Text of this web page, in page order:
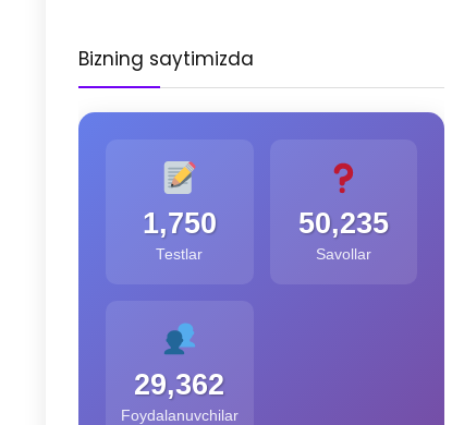
Bizning saytimizda
1,750
Testlar
50,235
Savollar
29,362
Foydalanuvchilar